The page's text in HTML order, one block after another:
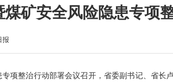
矿安全风险隐患专项
报
项整治行动部署会议召开，省委副书记、省